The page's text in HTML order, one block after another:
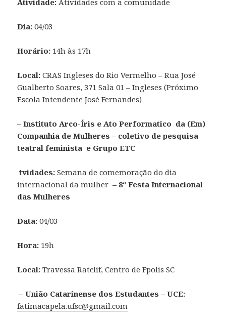
Atividade: Atividades com a comunidade
Dia: 04/03
Horário: 14h às 17h
Local: CRAS Ingleses do Rio Vermelho – Rua José
Gualberto Soares, 371 Sala 01 – Ingleses (Próximo
Escola Intendente José Fernandes)
– Instituto Arco-Íris e Ato Performatico da (Em)
Companhia de Mulheres – coletivo de pesquisa
teatral feminista e Grupo ETC
tvidades:Semana de comemoração do dia
internacional da mulher – 8ª Festa Internacional
das Mulheres
Data:04/03
Hora: 19h
Local:Travessa Ratclif, Centro de Fpolis SC
– União Catarinense dos Estudantes – UCE:
fatimacapela.ufsc@gmail.com